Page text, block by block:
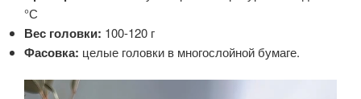
°С
Вес головки: 100-120 г
Фасовка: целые головки в многослойной бумаге.